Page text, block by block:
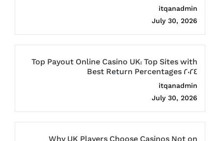
itqanadmin
July 30, 2026
Top Payout Online Casino UK: Top Sites with
Best Return Percentages 2024
itqanadmin
July 30, 2026